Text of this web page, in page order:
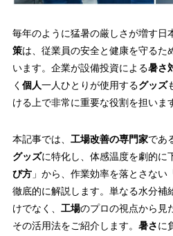
毎年のように猛暑の厳しさが増す日
策は、従業員の安全と健康を守るた
います。企業が設備投資による暑さ
く 個人一人ひとりが使用するグッズ
ける上で非常に重要な役割を担いま
本記事では、 工場改善の専門家であ
グッズに特化し、体感温度を劇的に
び方」から、作業効率を落とさない
徹底的に解説します。単なる水分補
けでなく、 工場のプロの視点から見
その活用法をご紹介します。 暑さに